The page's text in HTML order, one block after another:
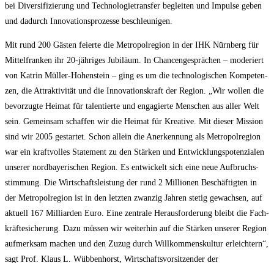
bei Diver­si­fi­zie­rung und Tech­no­lo­gie­trans­fer beglei­ten und Impul­se geben
und dadurch Inno­va­ti­ons­pro­zes­se beschleunigen.
Mit rund 200 Gäs­ten fei­er­te die Metro­pol­re­gi­on in der IHK Nürn­berg für
Mit­tel­fran­ken ihr 20-jäh­ri­ges Jubi­lä­um. In Chan­cen­ge­sprä­chen – mode­riert
von Kat­rin Mül­ler-Hohen­stein – ging es um die tech­no­lo­gi­schen Kom­pe­ten­
zen, die Attrak­ti­vi­tät und die Inno­va­ti­ons­kraft der Regi­on. „Wir wol­len die
bevor­zug­te Hei­mat für talen­tier­te und enga­gier­te Men­schen aus aller Welt
sein. Gemein­sam schaf­fen wir die Hei­mat für Krea­ti­ve. Mit die­ser Mis­si­on
sind wir 2005 gestar­tet. Schon allein die Aner­ken­nung als Metro­pol­re­gi­on
war ein kraft­vol­les State­ment zu den Stär­ken und Ent­wick­lungs­po­ten­zia­len
unse­rer nord­baye­ri­schen Regi­on. Es ent­wi­ckelt sich eine neue Auf­bruchs­
stim­mung. Die Wirt­schafts­leis­tung der rund 2 Mil­lio­nen Beschäf­tig­ten in
der Metro­pol­re­gi­on ist in den letz­ten zwan­zig Jah­ren ste­tig gewach­sen, auf
aktu­ell 167 Mil­li­ar­den Euro. Eine zen­tra­le Her­aus­for­de­rung bleibt die Fach­
kräf­te­si­che­rung. Dazu müs­sen wir wei­ter­hin auf die Stär­ken unse­rer Regi­on
auf­merk­sam machen und den Zuzug durch Will­kom­mens­kul­tur erleich­tern“,
sagt Prof. Klaus L. Wüb­ben­horst, Wirt­schafts­vor­sit­zen­der der